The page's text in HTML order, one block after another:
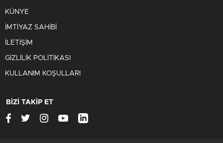
KÜNYE
İMTİYAZ SAHİBİ
İLETİŞİM
GİZLİLİK POLİTİKASI
KULLANIM KOŞULLARI
BİZİ TAKİP ET